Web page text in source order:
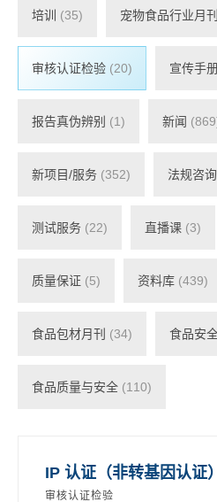
培训 (35) 宠物食品行业月刊
审核认证检验 (20) 宣传手
报告真伪辨别 (1) 新闻
新项目/服务 (352) 法规咨
测试服务 (22) 直播课 (3)
质量保证 (5) 资料库 (439)
食品包材月刊 (34) 食品安
食品质量与安全 (110)
IP 认证（非转基因认证）
审核认证检验